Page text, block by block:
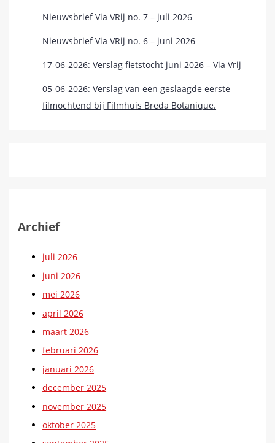
Nieuwsbrief Via VRij no. 7 – juli 2026
Nieuwsbrief Via VRij no. 6 – juni 2026
17-06-2026: Verslag fietstocht juni 2026 – Via Vrij
05-06-2026: Verslag van een geslaagde eerste
filmochtend bij Filmhuis Breda Botanique.
Archief
juli 2026
juni 2026
mei 2026
april 2026
maart 2026
februari 2026
januari 2026
december 2025
november 2025
oktober 2025